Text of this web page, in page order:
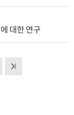
대한 연구